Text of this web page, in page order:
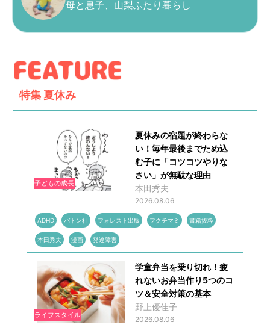
母と息子、山梨ふたり暮らし
特集 夏休み
子どもの成長
夏休みの宿題が終わらな
い！毎年最後までため込
む子に「コツコツやりな
さい」が無駄な理由
本田秀夫
2026.08.06
ADHD バトン社 フォレスト出版 フクチマミ 書籍抜粋
本田秀夫 漫画 発達障害
ライフスタイル
学童弁当を乗り切れ！疲
れないお弁当作り5つのコ
ツ＆安全対策の基本
野上優佳子
2026.08.06